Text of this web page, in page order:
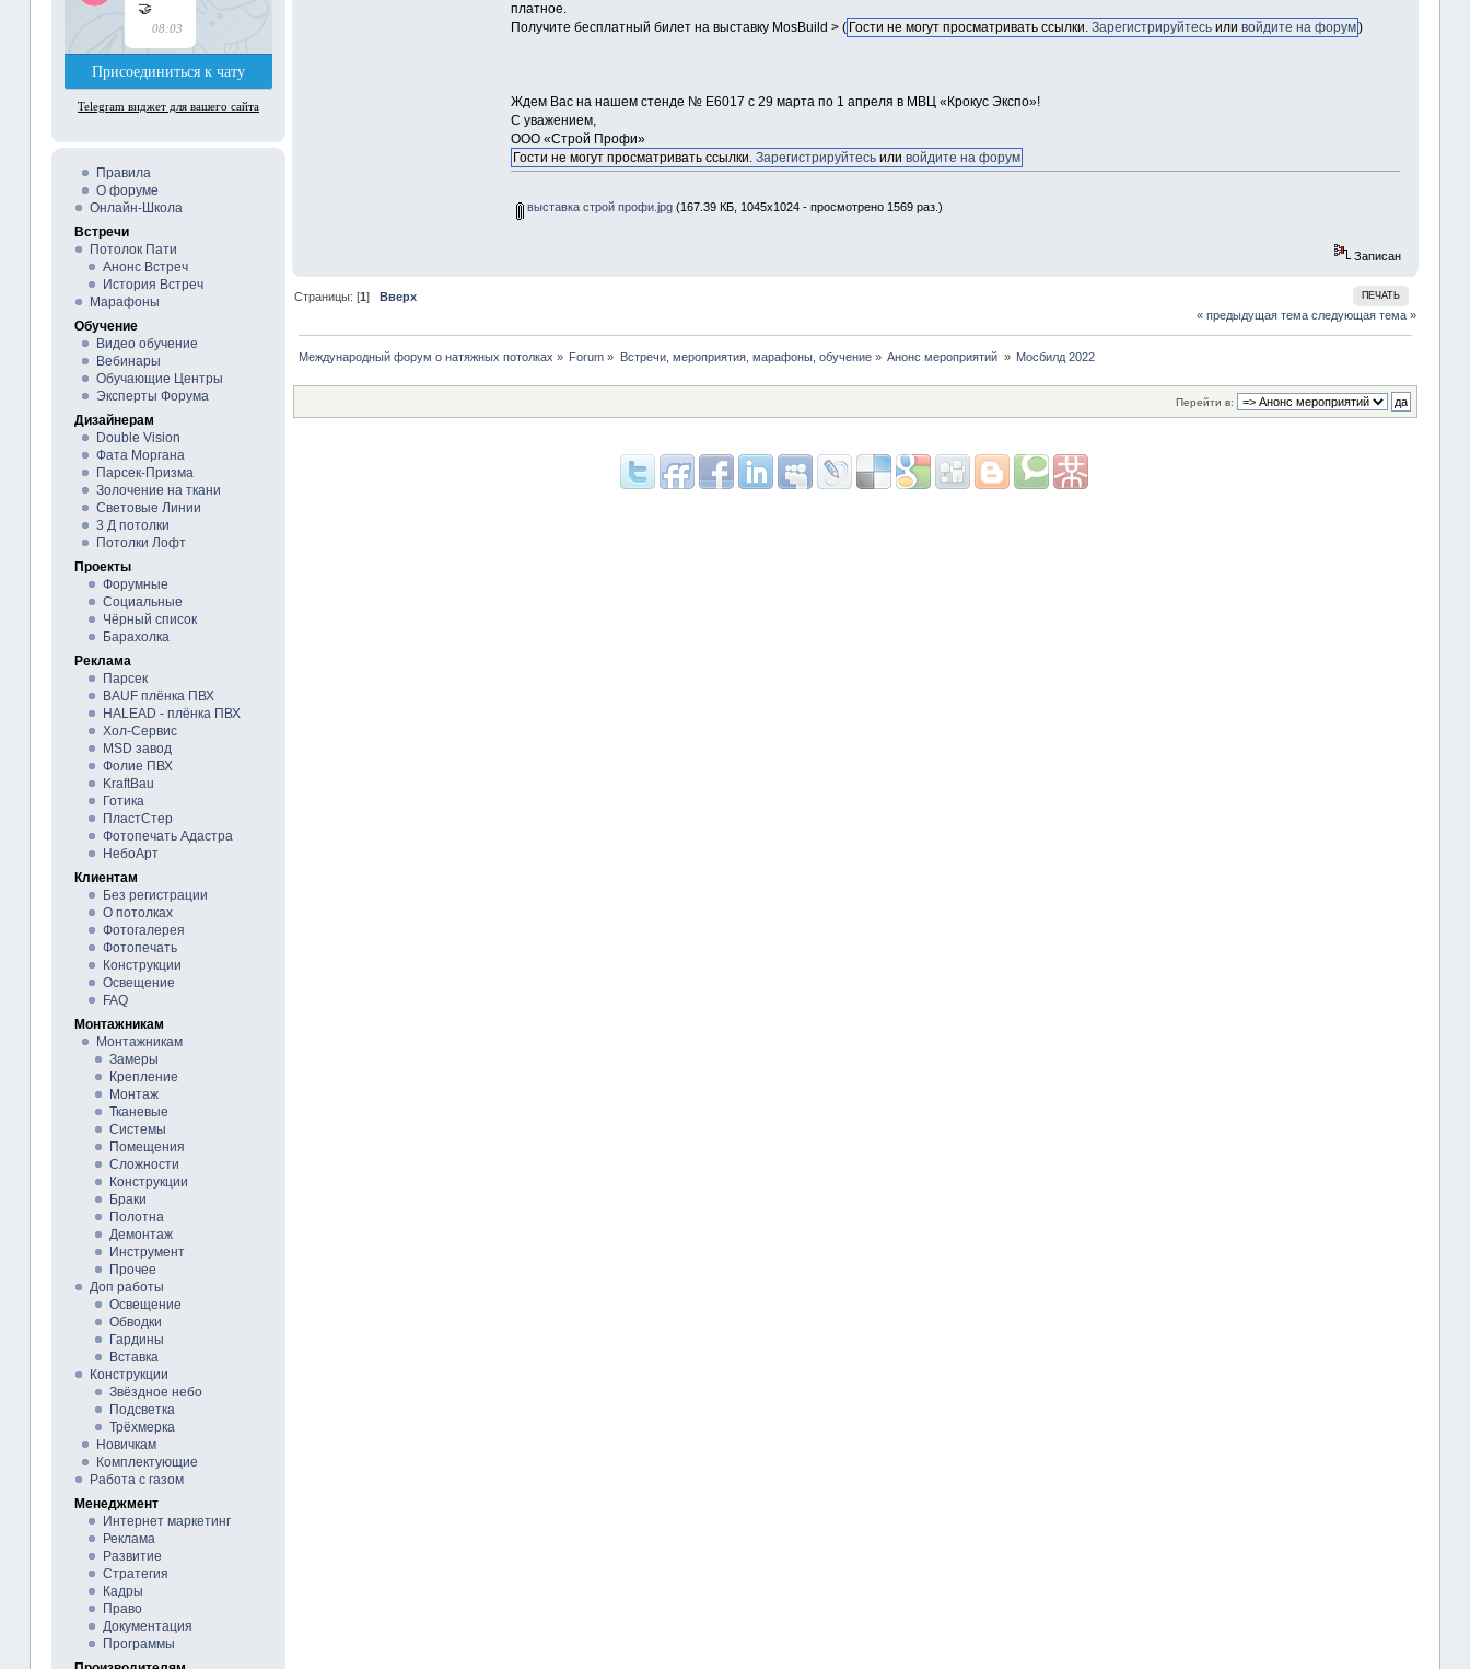
Правила
О форуме
Онлайн-Школа
Встречи
Потолок Пати
Анонс Встреч
История Встреч
Марафоны
Обучение
Видео обучение
Вебинары
Обучающие Центры
Эксперты Форума
Дизайнерам
Double Vision
Фата Моргана
Парсек-Призма
Золочение на ткани
Световые Линии
3 Д потолки
Потолки Лофт
Проекты
Форумные
Социальные
Чёрный список
Барахолка
Реклама
Парсек
BAUF плёнка ПВХ
HALEAD - плёнка ПВХ
Хол-Сервис
MSD завод
Фолие ПВХ
KraftBau
Готика
ПластСтер
Фотопечать Адастра
НебоАрт
Клиентам
Без регистрации
О потолках
Фотогалерея
Фотопечать
Конструкции
Освещение
FAQ
Монтажникам
Монтажникам
Замеры
Крепление
Монтаж
Тканевые
Системы
Помещения
Сложности
Конструкции
Браки
Полотна
Демонтаж
Инструмент
Прочее
Доп работы
Освещение
Обводки
Гардины
Вставка
Конструкции
Звёздное небо
Подсветка
Трёхмерка
Новичкам
Комплектующие
Работа с газом
Менеджмент
Интернет маркетинг
Реклама
Развитие
Стратегия
Кадры
Право
Документация
Программы
платное.
Получите бесплатный билет на выставку MosBuild > ( Гости не могут просматривать ссылки. Зарегистрируйтесьили войдите на форум)
Ждем Вас на нашем стенде № Е6017 с 29 марта по 1 апреля в МВЦ «Крокус Экспо»!
С уважением,
ООО «Строй Профи»
Гости не могут просматривать ссылки. Зарегистрируйтесьили войдите на форум
выставка строй профи.jpg(167.39 КБ, 1045x1024 - просмотрено 1569 раз.)
Записан
ПЕЧАТЬ
Страницы: [1]Вверх
« предыдущая тема следующая тема »
Международный форум о натяжных потолках » Forum » Встречи, мероприятия, марафоны, обучение» Анонс мероприятий » Мосбилд 2022
Перейти в: